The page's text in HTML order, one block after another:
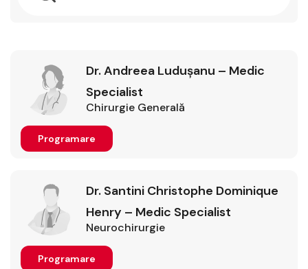
Dr. Andreea Ludușanu – Medic
Specialist
Chirurgie Generală
Programare
Dr. Santini Christophe Dominique
Henry – Medic Specialist
Neurochirurgie
Programare